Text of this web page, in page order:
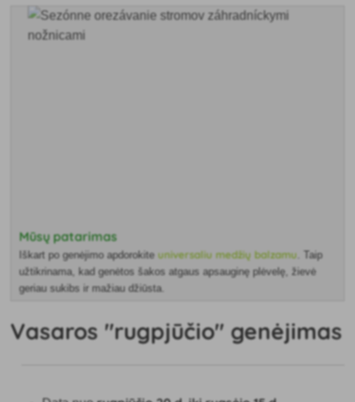
Mūsų patarimas
Iškart po genėjimo apdorokiteuniversaliu medžių balzamu . Taip
užtikrinama, kad genėtos šakos atgaus apsauginę plėvelę, žievė
geriau sukibs ir mažiau džiūsta.
Vasaros "rugpjūčio" genėjimas